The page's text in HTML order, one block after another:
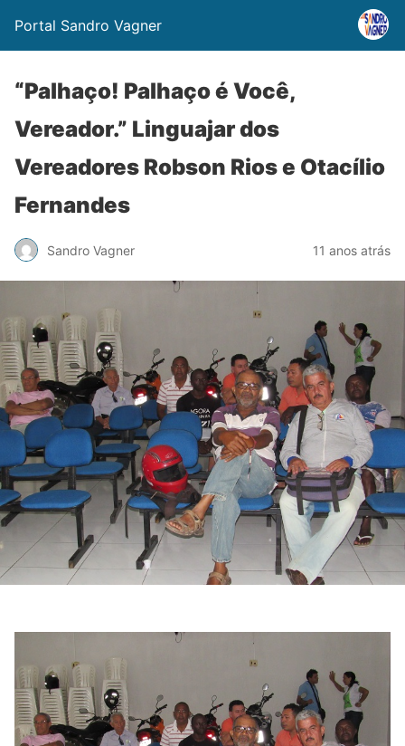
Portal Sandro Vagner
“Palhaço! Palhaço é Você,
Vereador.” Linguajar dos
Vereadores Robson Rios e Otacílio
Fernandes
Sandro Vagner 11 anos atrás